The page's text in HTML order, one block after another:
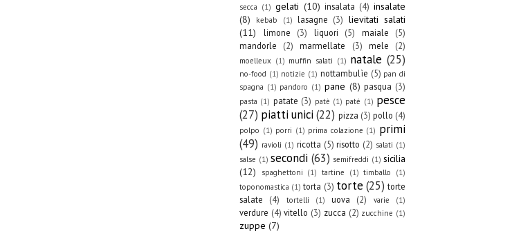
secca (1) gelati (10) insalata (4) insalate
(8)
kebab (1) lasagne (3) lievitati salati
(11)
limone (3) liquori (5) maiale
(5)
mandorle
(2) marmellate (3) mele (2)
moelleux (1) muffin salati (1) natale (25)
no-food (1) notizie (1) nottambulìe (5) pan di
spagna (1) pandoro (1) pane (8) pasqua (3)
pasta (1) patate (3) patè (1) paté (1) pesce
(27) piatti unici (22) pizza (3) pollo (4)
polpo (1) porri (1) prima colazione (1) primi
(49) ravioli (1) ricotta (5) risotto (2) salati (1)
salse (1) secondi (63) semifreddi (1) sicilia
(12)
spaghettoni (1) tartine (1) timballo
(1)
toponomastica (1) torta (3) torte (25) torte
salate
(4) tortelli (1) uova (2) varie (1)
verdure (4) vitello (3) zucca (2) zucchine (1)
zuppe (7)